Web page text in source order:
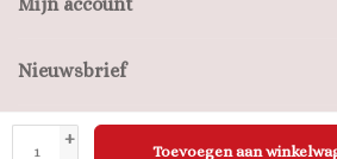
+
Toevoegen aan
Nieuwsbrief